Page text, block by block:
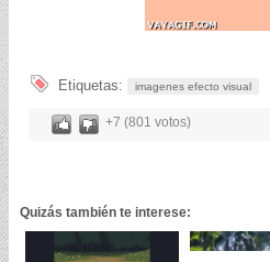
Etiquetas: imagenes efecto visual
+7 (801 votos)
Quizás también te interese: